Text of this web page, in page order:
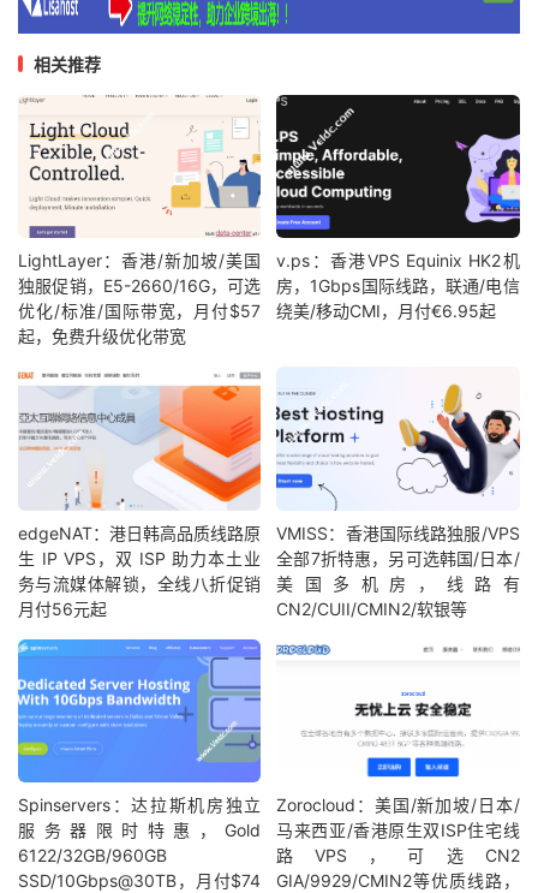
相关推荐
LightLayer：香港/新加坡/美国
独服促销，E5-2660/16G，可选
优化/标准/国际带宽，月付$57
起，免费升级优化带宽
v.ps：香港VPS Equinix HK2机
房，1Gbps国际线路，联通/电信
绕美/移动CMI，月付€6.95起
edgeNAT：港日韩高品质线路原
生 IP VPS，双 ISP 助力本土业
务与流媒体解锁，全线八折促销
月付56元起
VMISS：香港国际线路独服/VPS
全部7折特惠，另可选韩国/日本/
美国多机房，线路有
CN2/CUII/CMIN2/软银等
Spinservers：达拉斯机房独立
服务器限时特惠，Gold
6122/32GB/960GB
SSD/10Gbps@30TB，月付$74
Zorocloud：美国/新加坡/日本/
马来西亚/香港原生双ISP住宅线
路VPS，可选CN2
GIA/9929/CMIN2等优质线路，